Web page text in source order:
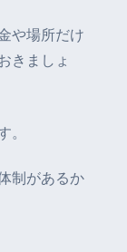
や場所だけ
きましょ
。
制があるか